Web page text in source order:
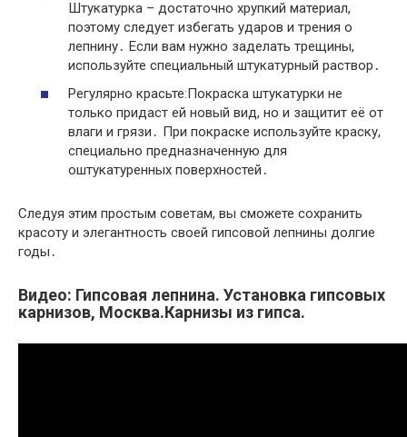
Штукатурка – достаточно хрупкий материал,
поэтому следует избегать ударов и трения о
лепнину․ Если вам нужно заделать трещины,
используйте специальный штукатурный раствор․
Регулярно красьте:Покраска штукатурки не
только придаст ей новый вид, но и защитит её от
влаги и грязи․ При покраске используйте краску,
специально предназначенную для
оштукатуренных поверхностей․
Следуя этим простым советам, вы сможете сохранить
красоту и элегантность своей гипсовой лепнины долгие
годы․
Видео: Гипсовая лепнина. Установка гипсовых
карнизов, Москва.Карнизы из гипса.